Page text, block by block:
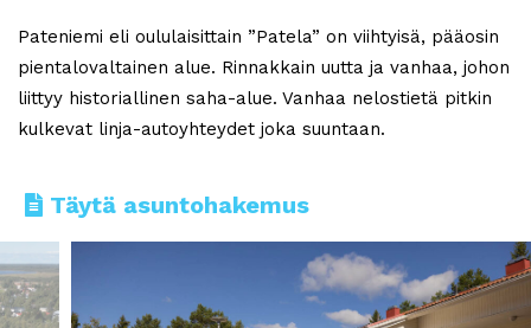
Pateniemi eli oululaisittain ”Patela” on viihtyisä, pääosin
pientalovaltainen alue. Rinnakkain uutta ja vanhaa, johon
liittyy historiallinen saha-alue. Vanhaa nelostietä pitkin
kulkevat linja-autoyhteydet joka suuntaan.
Täytä asuntohakemus